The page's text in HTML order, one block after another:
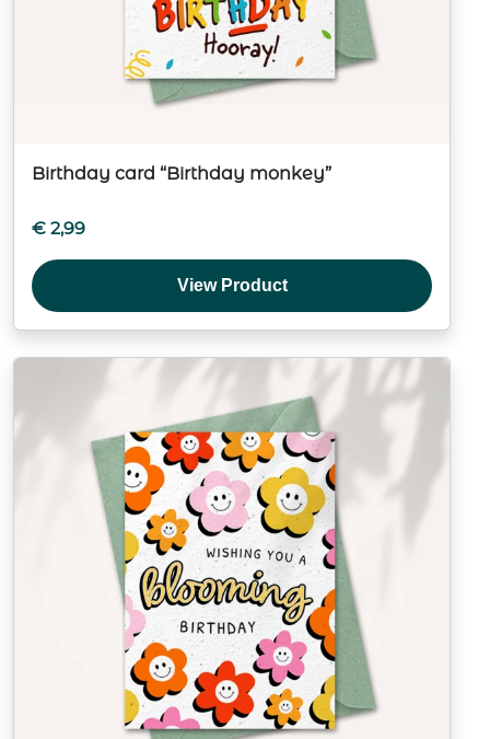
Birthday card “Birthday monkey”
€ 2,99
View Product